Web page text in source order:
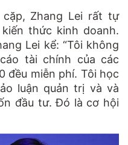
Zhang Lei rất tự
thức kinh doanh.
Lei kể: “Tôi không
tài chính của các
đều miễn phí. Tôi học
luận quản trị và và
đầu tư. Đó là cơ hội